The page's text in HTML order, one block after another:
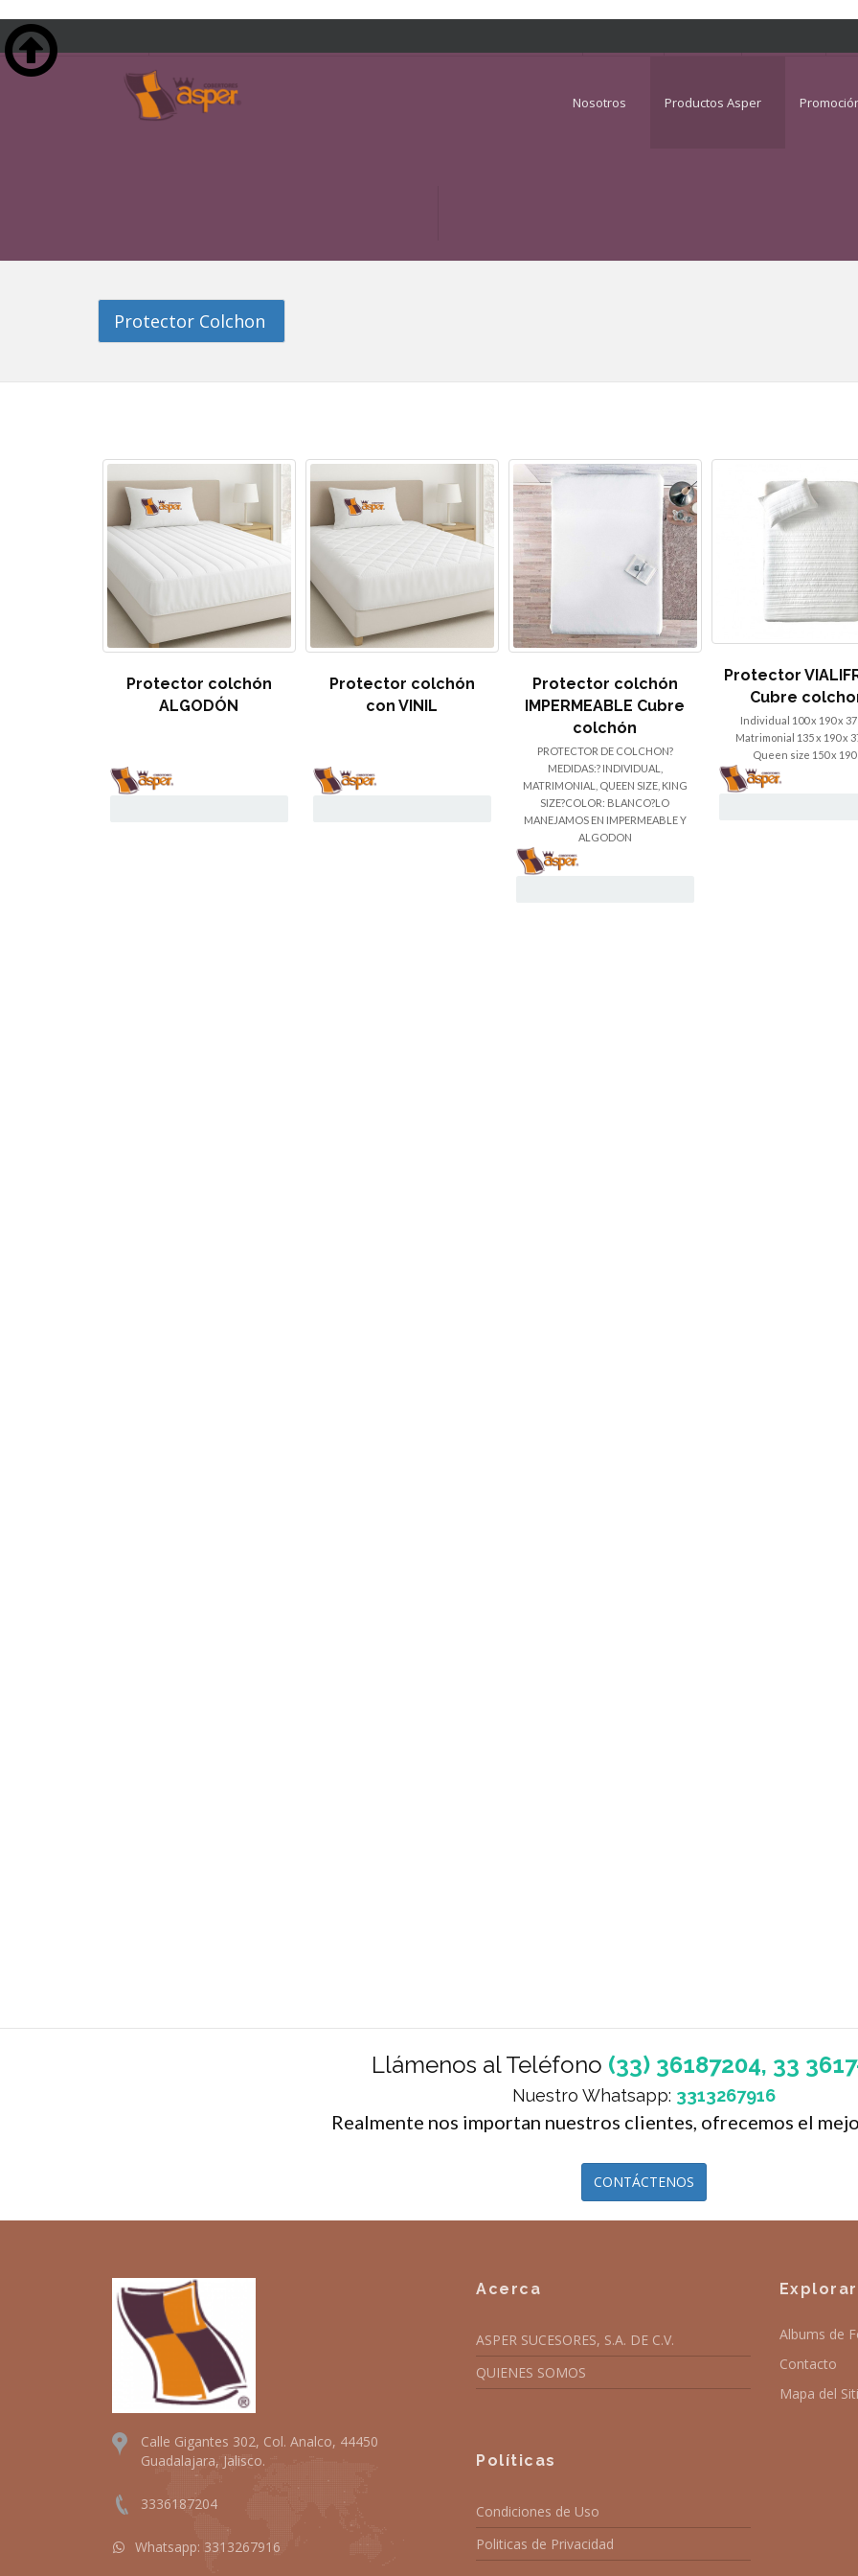
Nosotros Productos Asper
Protector Colchon
Protector colchón
ALGODÓN
Protector colchón
con VINIL
Protector colchón
IMPERMEABLE Cubre
colchón
PROTECTOR DE COLCHON?
MEDIDAS:? INDIVIDUAL,
MATRIMONIAL, QUEEN SIZE, KING
SIZE?COLOR: BLANCO?LO
MANEJAMOS EN IMPERMEABLE Y
ALGODON
Protector
Cubre
Individual 100 x 190 x 37
Matrimonial 135 x 190 x
Queen size 150 x 190
Llámenos al Teléfono (33) 36187204, 33
Nuestro Whatsapp: 3313267916
Realmente nos importan nuestros clientes, ofrecemos el
CONTÁCTENOS
Calle Gigantes 302, Col. Analco, 44450
Guadalajara, Jalisco.
3336187204
 Whatsapp: 3313267916
Acerca
ASPER SUCESORES, S.A. DE C.V.
QUIENES SOMOS
Políticas
Condiciones de Uso
Politicas de Privacidad
Explorar
Albums de
Contacto
Mapa del
